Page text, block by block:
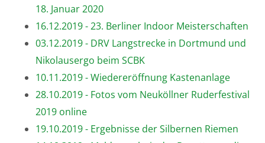
18. Januar 2020
16.12.2019 - 23. Berliner Indoor Meisterschaften
03.12.2019 - DRV Langstrecke in Dortmund und
Nikolausergo beim SCBK
10.11.2019 - Wiedereröffnung Kastenanlage
28.10.2019 - Fotos vom Neuköllner Ruderfestival
2019 online
19.10.2019 - Ergebnisse der Silbernen Riemen